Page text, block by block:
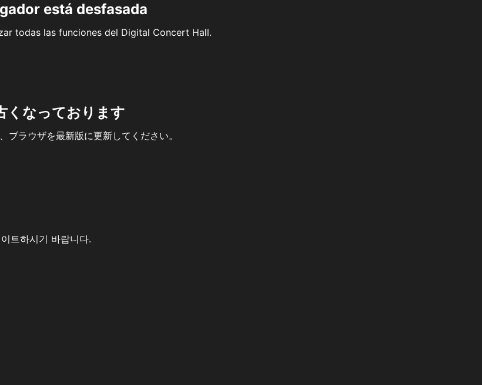
está desfasada
todas las funciones del Digital Concert Hall.
くなっております
ラウザを最新版に更新してください。
트하시기 바랍니다.